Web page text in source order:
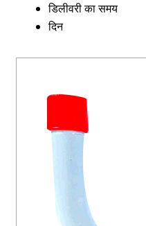
डिलीवरी का समय
दिन